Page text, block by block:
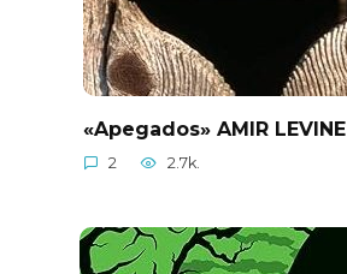
«Apegados» AMIR LEVINE
2 2.7k.